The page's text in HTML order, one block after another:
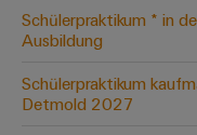
Schülerpraktikum * in
Ausbildung
Schülerpraktikum
Detmold 2027